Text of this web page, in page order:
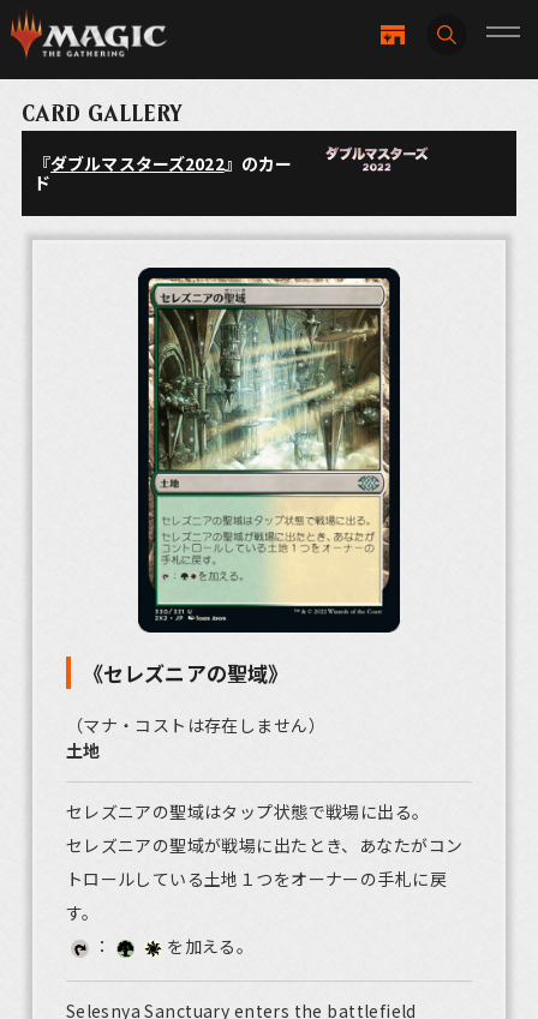
CARD GALLERY
『ダブルマスターズ2022』のカー
ド
《セレズニアの聖域》
（マナ・コストは存在しません）
土地
セレズニアの聖域はタップ状態で戦場に出る。
セレズニアの聖域が戦場に出たとき、あなたがコン
トロールしている土地１つをオーナーの手札に戻
す。
：
を加える。
Selesnya Sanctuary enters the battlefield